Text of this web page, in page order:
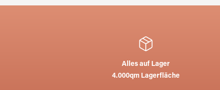
Alles auf Lager
4.000qm Lagerfläche